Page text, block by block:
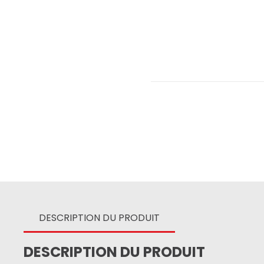
DESCRIPTION DU PRODUIT
DESCRIPTION DU PRODUIT